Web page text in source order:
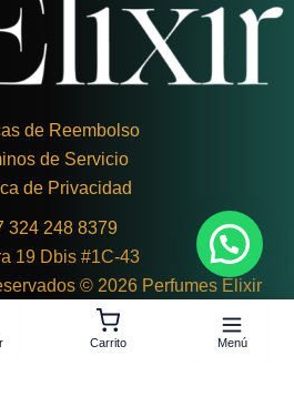
de Reembolso
de Servicio
de Privacidad
324 248 8379
19 Dbis #1C-43
© 2026 Perfumes Elixir
Carrito Menú